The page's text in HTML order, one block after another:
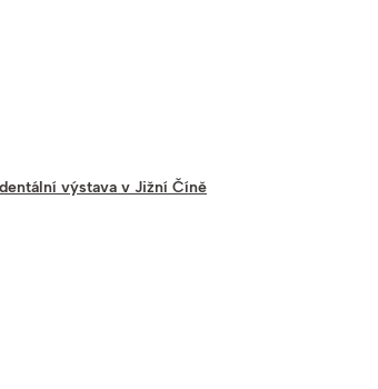
výstava v Jižní Číně